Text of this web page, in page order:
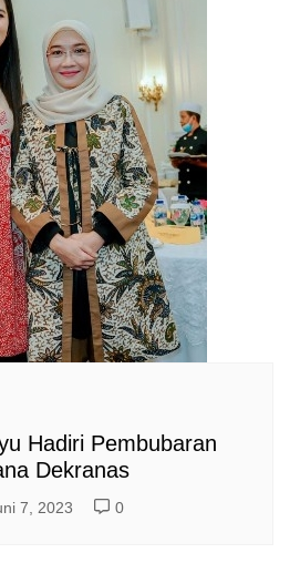
Hadiri Pembubaran
Dekranas
7, 2023 0